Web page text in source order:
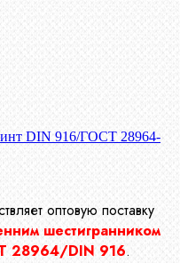
DIN 916/ГОСТ 28964-
оптовую поставку
шестигранником
28964/DIN 916.